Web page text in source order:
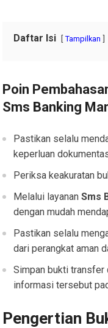
Daftar Isi Tampilkan
Poin
Sms Banking
Pastikan selalu
keperluan
Periksa keakuratan
Melalui layananSms
dengan mudah
Pastikan selalu
dari perangkat aman
Simpan bukti transfer
informasi tersebut
Pengertian